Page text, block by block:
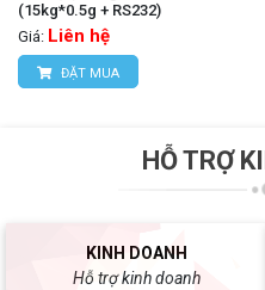
(15kg*0.5g + RS232)
Giá: Liên hệ
ĐẶT MUA
HỖ TRỢ
KINH DOANH
Hỗ trợ kinh doanh